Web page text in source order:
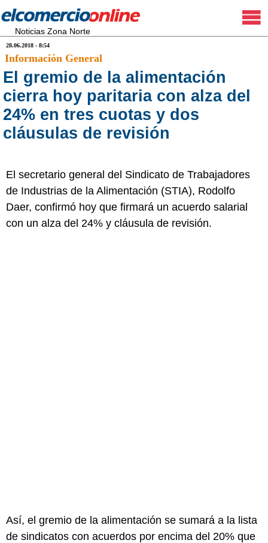
Noticias Zona Norte
28.06.2018 - 8:54
Información General
El gremio de la alimentación
cierra hoy paritaria con alza del
24% en tres cuotas y dos
cláusulas de revisión
El secretario general del Sindicato de Trabajadores
de Industrias de la Alimentación (STIA), Rodolfo
Daer, confirmó hoy que firmará un acuerdo salarial
con un alza del 24% y cláusula de revisión.
Así, el gremio de la alimentación se sumará a la lista
de sindicatos con acuerdos por encima del 20% que